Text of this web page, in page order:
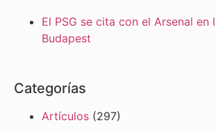
El PSG se cita con el Arsenal en
Budapest
Categorías
Artículos (297)